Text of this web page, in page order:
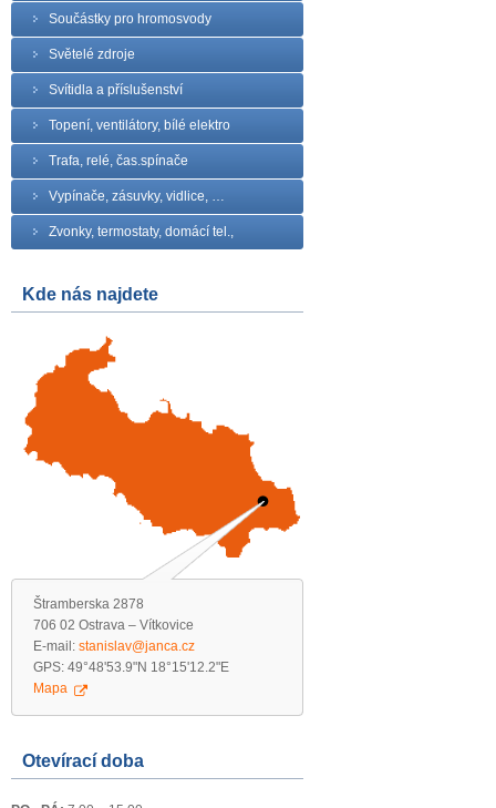
Součástky pro hromosvody
Světelé zdroje
Svítidla a příslušenství
Topení, ventilátory, bílé elektro
Trafa, relé, čas.spínače
Vypínače, zásuvky, vidlice, …
Zvonky, termostaty, domácí tel.,
Kde nás najdete
Štramberska 2878
706 02 Ostrava – Vítkovice
E-mail: stanislav@janca.cz
GPS: 49°48'53.9"N 18°15'12.2"E
Mapa
Otevírací doba